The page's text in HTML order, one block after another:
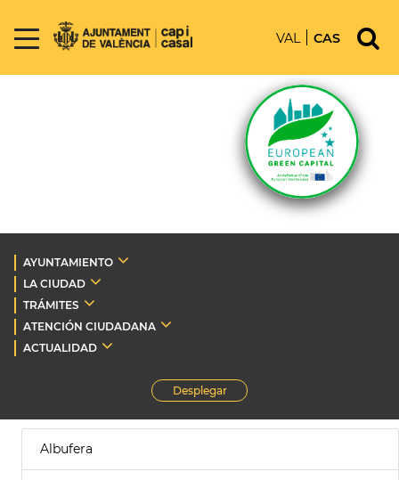
VAL CAS
AYUNTAMIENTO
LA CIUDAD
TRÁMITES
ATENCIÓN CIUDADANA
ACTUALIDAD
Desplegar
Albufera